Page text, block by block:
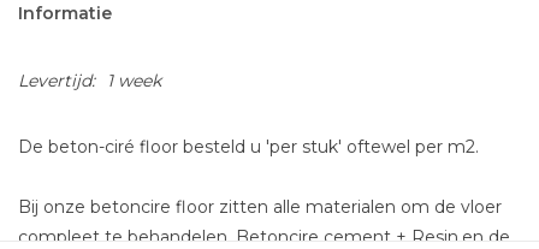
Informatie
Levertijd: 1 week
De beton-ciré floor besteld u 'per stuk' oftewel per m2.
Bij onze betoncire floor zitten alle materialen om de vloer
compleet te behandelen. Betoncire cement + Resin,en de